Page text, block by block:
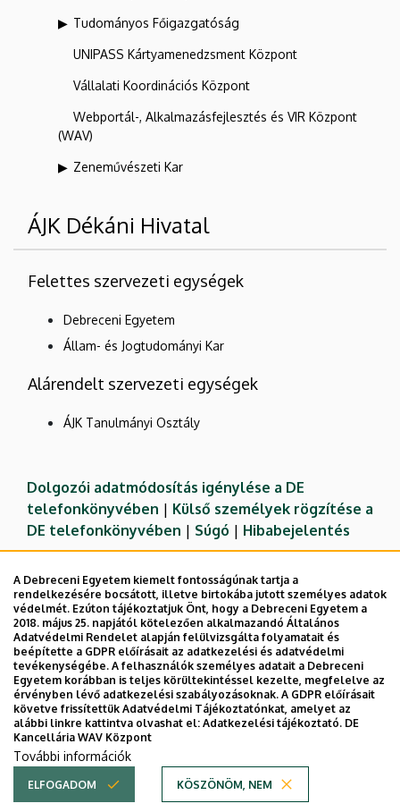
Tudományos Főigazgatóság
UNIPASS Kártyamenedzsment Központ
Vállalati Koordinációs Központ
Webportál-, Alkalmazásfejlesztés és VIR Központ
(WAV)
Zeneművészeti Kar
ÁJK Dékáni Hivatal
Felettes szervezeti egységek
Debreceni Egyetem
Állam- és Jogtudományi Kar
Alárendelt szervezeti egységek
ÁJK Tanulmányi Osztály
Dolgozói adatmódosítás igénylése a DE
telefonkönyvében | Külső személyek rögzítése a
DE telefonkönyvében | Súgó | Hibabejelentés
Adatvédelem
Adatvédelem
Copyright © 2026 Unideb
A Debreceni Egyetem kiemelt fontosságúnak tartja a
rendelkezésére bocsátott, illetve birtokába jutott személyes adatok
védelmét. Ezúton tájékoztatjuk Önt, hogy a Debreceni Egyetem a
2018. május 25. napjától kötelezően alkalmazandó Általános
Adatvédelmi Rendelet alapján felülvizsgálta folyamatait és
beépítette a GDPR előírásait az adatkezelési és adatvédelmi
tevékenységébe. A felhasználók személyes adatait a Debreceni
Egyetem korábban is teljes körültekintéssel kezelte, megfelelve az
érvényben lévő adatkezelési szabályozásoknak. A GDPR előírásait
követve frissítettük Adatvédelmi Tájékoztatónkat, amelyet az
alábbi linkre kattintva olvashat el: Adatkezelési tájékoztató. DE
Kancellária WAV Központ
További információk
ELFOGADOM KÖSZÖNÖM, NEM